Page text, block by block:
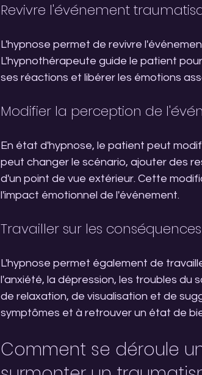
Revivre l'événement
L'hypnose permet de revivre
L'hypnothérapeute guide le patient
ses réactions et libérer les émotions
Modifier la perception de
En état d'hypnose, le patient peut
peut changer le scénario, ajouter des
d'un point de vue extérieur. Cette
l'impact émotionnel de l'événement.
Travailler sur les
L'hypnose permet également de
l'anxiété, la dépression, les troubles du
de relaxation, de visualisation et de
symptômes et à retrouver un état de
Comment se déroule